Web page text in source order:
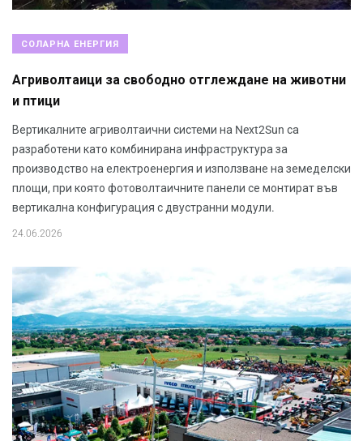
СОЛАРНА ЕНЕРГИЯ
Агриволтаици за свободно отглеждане на животни
и птици
Вертикалните агриволтаични системи на Next2Sun са
разработени като комбинирана инфраструктура за
производство на електроенергия и използване на земеделски
площи, при която фотоволтаичните панели се монтират във
вертикална конфигурация с двустранни модули.
24.06.2026